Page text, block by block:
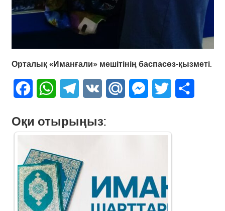
Орталық «Иманғали» мешітінің баспасөз-қызметі.
FacebookWhatsAppTelegram
VK Mail.Ru Messenger
Twitter
Оқи отырыңыз: